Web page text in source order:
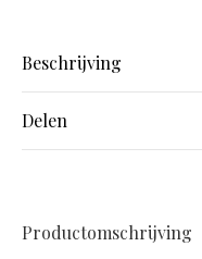
Beschrijving
Delen
Productomschrijving